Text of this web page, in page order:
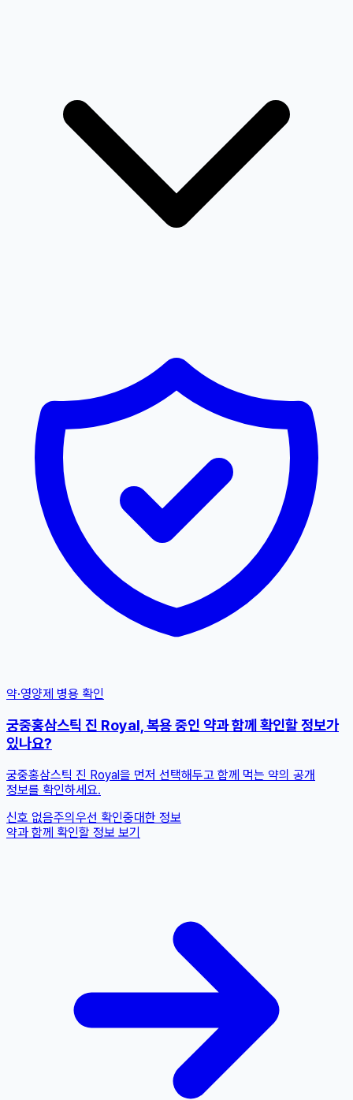
약·영양제 병용 확인
궁중홍삼스틱 진 Royal, 복용 중인 약과 함께 확인할 정보가
있나요?
궁중홍삼스틱 진 Royal을 먼저 선택해두고 함께 먹는 약의 공개
정보를 확인하세요.
신호 없음주의 우선 확인중대한 정보
약과 함께 확인할 정보 보기